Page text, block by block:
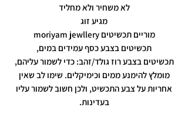
לא משחיר ולא מחליד
מגיע זוג
מוריים תכשיטים moriyam jewllery
תכשיטים בצבע כסף עמידים במים,
תכשיטים בצבע רוז גולד/זהב: כדי לשמור עליהם,
מומלץ להימנע ממים וכימיקלים. שימו לב שאין
אחריות על צבע התכשיט, ולכן חשוב לשמור עליו
בעדינות.